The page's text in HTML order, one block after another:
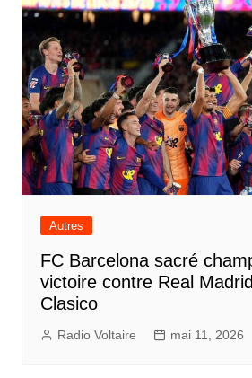
Autres
FC Barcelona sacré
victoire contre Real
Clasico
Radio Voltaire mai 11, 2026